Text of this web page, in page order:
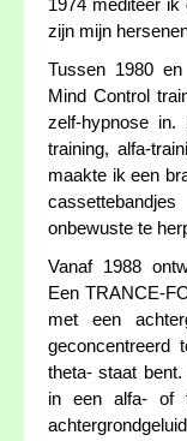
1974 mediteer ik
zijn mijn
Tussen 1980
Mind Control
zelf-hypnose
training, alfa-
maakte ik een
onbewuste te
Vanaf 1988
Een TRANCE-
met een
geconcentreerd
theta- staat
in een alfa- of